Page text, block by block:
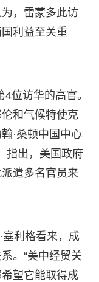
，雷蒙多此访
利益至关重
位访华的高官。
和气候特使克
·桑顿中国中心
指出，美国政府
遣多名官员来
塞利格看来，成
。“美中经贸关
望它能取得成